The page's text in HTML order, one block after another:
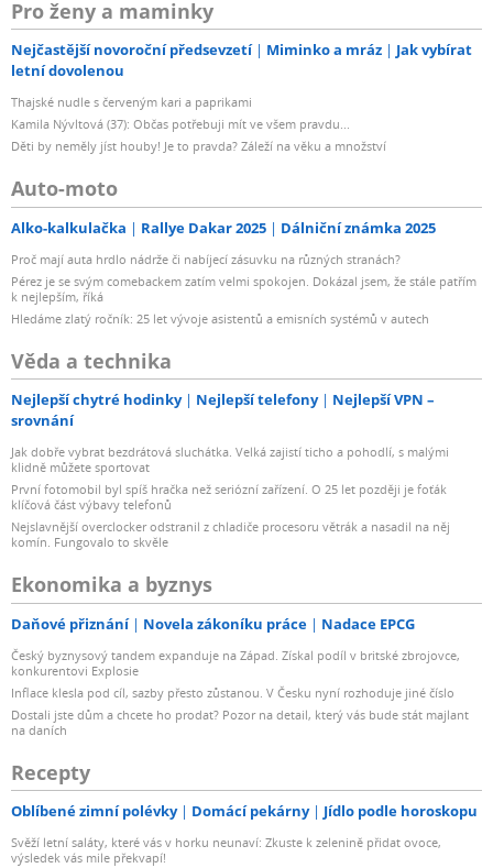
Pro ženy a maminky
Nejčastější novoroční předsevzetí Miminko a mráz
Jak vybírat
letní dovolenou
Thajské nudle s červeným kari a paprikami
Kamila Nývltová (37): Občas potřebuji mít ve všem pravdu...
Děti by neměly jíst houby! Je to pravda? Záleží na věku a množství
Auto-moto
Alko-kalkulačka Rallye Dakar 2025 Dálniční známka 2025
Proč mají auta hrdlo nádrže či nabíjecí zásuvku na různých stranách?
Pérez je se svým comebackem zatím velmi spokojen. Dokázal jsem, že stále patřím
k nejlepším, říká
Hledáme zlatý ročník: 25 let vývoje asistentů a emisních systémů v autech
Věda a technika
Nejlepší chytré hodinky Nejlepší telefony
Nejlepší VPN –
srovnání
Jak dobře vybrat bezdrátová sluchátka. Velká zajistí ticho a pohodlí, s malými
klidně můžete sportovat
První fotomobil byl spíš hračka než seriózní zařízení. O 25 let později je foťák
klíčová část výbavy telefonů
Nejslavnější overclocker odstranil z chladiče procesoru větrák a nasadil na něj
komín. Fungovalo to skvěle
Ekonomika a byznys
Daňové přiznání Novela zákoníku práce Nadace EPCG
Český byznysový tandem expanduje na Západ. Získal podíl v britské zbrojovce,
konkurentovi Explosie
Inflace klesla pod cíl, sazby přesto zůstanou. V Česku nyní rozhoduje jiné číslo
Dostali jste dům a chcete ho prodat? Pozor na detail, který vás bude stát majlant
na daních
Recepty
Oblíbené zimní polévky Domácí pekárny Jídlo podle horoskopu
Svěží letní saláty, které vás v horku neunaví: Zkuste k zelenině přidat ovoce,
výsledek vás mile překvapí!